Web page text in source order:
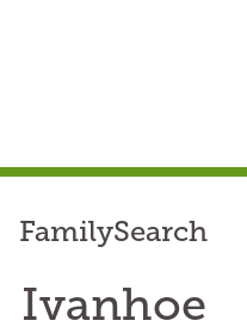
FamilySearch
Ivanhoe